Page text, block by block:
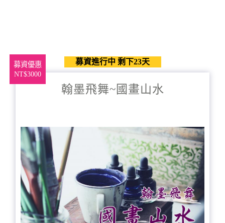
募資優惠
NT$3000
募資進行中 剩下23天
翰墨飛舞~國畫山水